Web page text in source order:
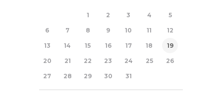
1 2 3 4 5
6 7 8 9 10 11 12
13 14 15 16 17 18 19
20 21 22 23 24 25 26
27 28 29 30 31